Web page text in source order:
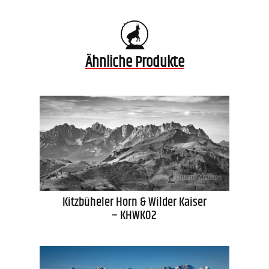
Ähnliche Produkte
Kitzbüheler Horn & Wilder Kaiser
– KHWK02